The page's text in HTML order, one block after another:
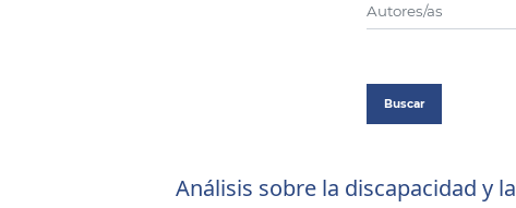
Buscar
Análisis sobre la discapacidad y la